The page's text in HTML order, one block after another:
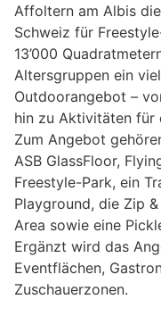
Affoltern am Albis
Schweiz für
13’000
Altersgruppen ein
Outdoorangebot –
hin zu Aktivitäten für
Zum Angebot
ASB GlassFloor,
Freestyle-Park, ein
Playground, die Zip
Area sowie eine
Ergänzt wird das
Eventflächen,
Zuschauerzonen.